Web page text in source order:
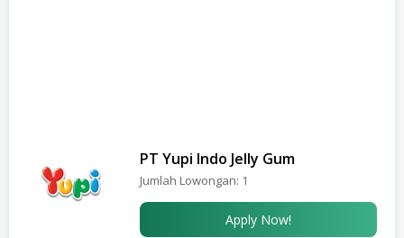
PT Yupi Indo Jelly Gum
Jumlah Lowongan: 1
Apply Now!